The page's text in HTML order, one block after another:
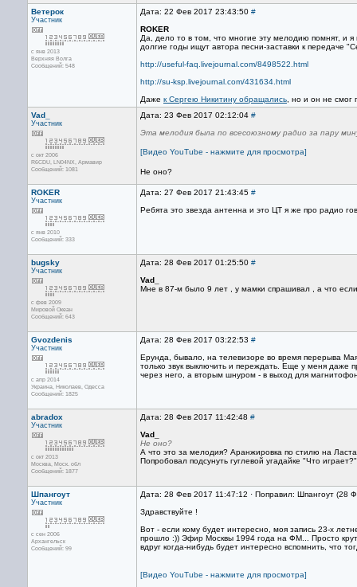
Ветерок
Участник
с янв 2013
Верхняя Волга
Сообщений: 548
Дата: 22 Фев 2017 23:43:50 #
ROKER
Да, дело то в том, что многие эту мелодию помнят, и я
долгие годы ищут автора песни-заставки к передаче
http://useful-faq.livejournal.com/8498522.html
http://su-ksp.livejournal.com/431634.html
Даже к Сергею Никитину обращались , но и он не смог
Vad_
Участник
с окт 2006
R6CDU, LN04NX, Армавир
Сообщений: 1081
Дата: 23 Фев 2017 02:12:04 #
Эта мелодия была по всесоюзному радио за пару
[Видео YouTube - нажмите для просмотра]
Не оно?
ROKER
Участник
с янв 2010
Сообщений: 333
Дата: 27 Фев 2017 21:43:45 #
Ребята это звезда антенна и это ЦТ я же про радио
bugsky
Участник
с фев 2009
Мировой Океан
Сообщений: 643
Дата: 28 Фев 2017 01:25:50 #
Vad_
Мне в 87-м было 9 лет , у мамки спрашивал , а что
Gvozdenis
Участник
с апр 2014
Украина, Николаев, Одесса
Сообщений: 1825
Дата: 28 Фев 2017 03:22:53 #
Ерунда, бывало, на телевизоре во время перерыва
только звук выключить и переждать. Еще у меня даже
через него, а вторым шнуром - в выход для
abradox
Участник
с окт 2013
Москва, Mоск. обл
Сообщений: 1877
Дата: 28 Фев 2017 11:42:48 #
Vad_
Не оно?
А что это за мелодия? Аранжировка по стилю на
Попробовал подсунуть гуглевой угадайке "Что
Шпангоут
Участник
с сен 2006
Архангельск
Сообщений: 99
Дата: 28 Фев 2017 11:47:12 · Поправил: Шпангоут (28
Здравствуйте !
Вот - если кому будет интересно, моя запись 23-х
прошло :)) Эфир Москвы 1994 года на ФМ... Просто
вдруг когда-нибудь будет интересно вспомнить, что
[Видео YouTube - нажмите для просмотра]